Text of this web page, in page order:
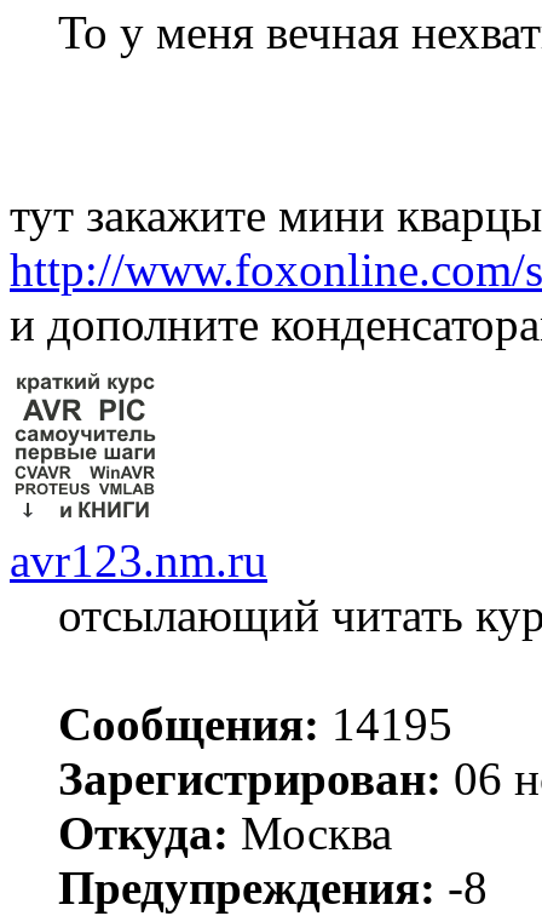
То у меня вечная
тут закажите мини кварцы
http://www.foxonline.com/
и дополните
avr123.nm.ru
отсылающий читать
Сообщения: 14195
Зарегистрирован: 06
Откуда: Москва
Предупреждения: -8